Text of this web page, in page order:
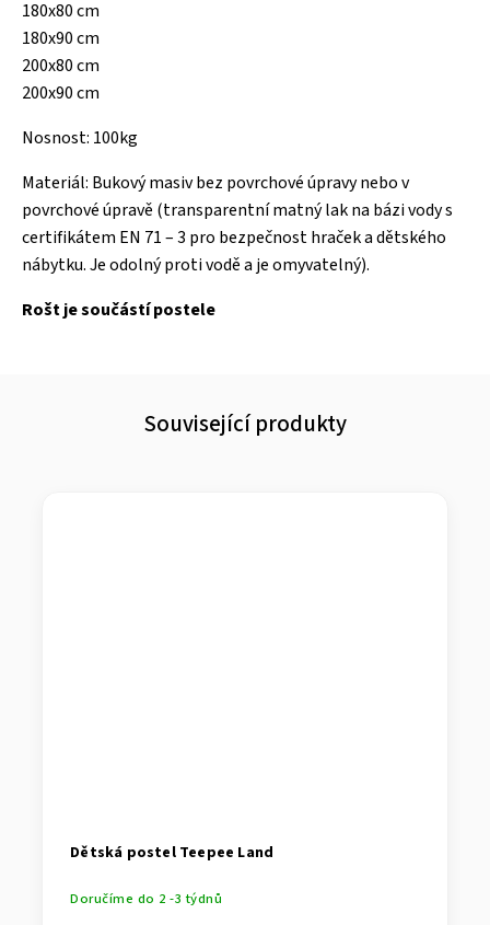
180x80 cm
180x90 cm
200x80 cm
200x90 cm
Nosnost: 100kg
Materiál: Bukový masiv bez povrchové úpravy nebo v
povrchové úpravě (transparentní matný lak na bázi vody s
certifikátem EN 71 – 3 pro bezpečnost hraček a dětského
nábytku. Je odolný proti vodě a je omyvatelný).
Rošt je součástí postele
Související produkty
Dětská postel Teepee Land
Doručíme do 2 -3 týdnů